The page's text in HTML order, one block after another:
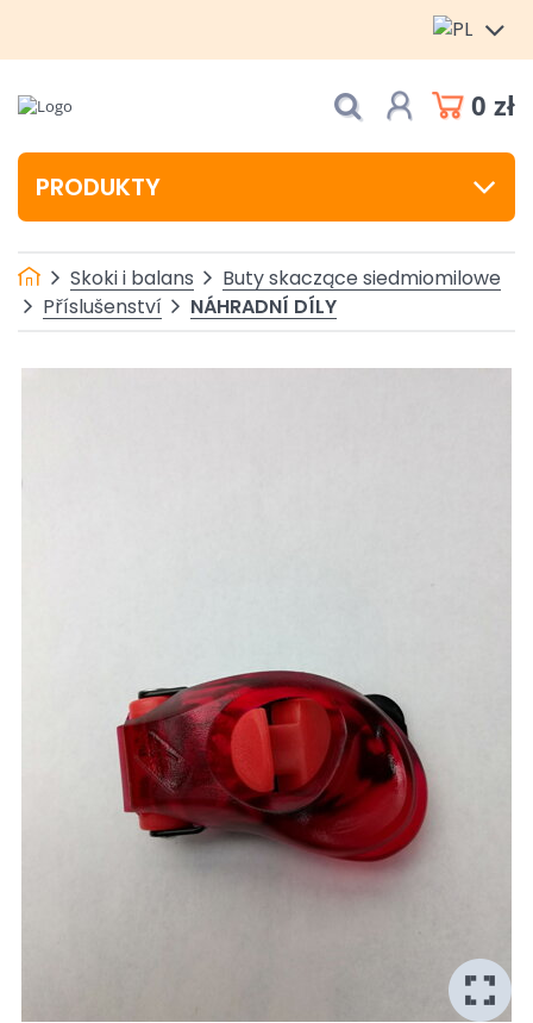
0 zł
PRODUKTY
Skoki i balans
Buty skaczące siedmiomilowe
Příslušenství
NÁHRADNÍ DÍLY